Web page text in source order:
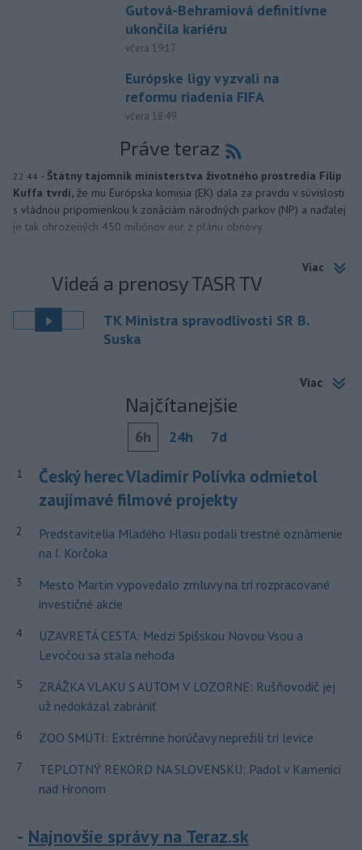
Gutová-Behramiová definitívne
ukončila kariéru
včera 19:17
Európske ligy vyzvali na
reformu riadenia FIFA
včera 18:49
Práve teraz
22:44 - Štátny tajomník ministerstva životného prostredia Filip
Kuffa tvrdí, že mu Európska komisia (EK) dala za pravdu v súvislosti
s vládnou pripomienkou k zonáciám národných parkov (NP) a naďalej
je tak ohrozených 450 miliónov eur z plánu obnovy.
Viac
Videá a prenosy TASR TV
TK Ministra spravodlivosti SR B.
Suska
Viac
Najčítanejšie
6h 24h 7d
1
Český herec Vladimír Polívka odmietol
zaujímavé filmové projekty
2
Predstavitelia Mladého Hlasu podali trestné oznámenie
na I. Korčoka
3
Mesto Martin vypovedalo zmluvy na tri rozpracované
investičné akcie
4
UZAVRETÁ CESTA: Medzi Spišskou Novou Vsou a
Levočou sa stala nehoda
5
ZRÁŽKA VLAKU S AUTOM V LOZORNE: Rušňovodič jej
už nedokázal zabrániť
6 ZOO SMÚTI: Extrémne horúčavy neprežili tri levice
7
TEPLOTNÝ REKORD NA SLOVENSKU: Padol v Kamenici
nad Hronom
Najnovšie správy na Teraz.sk